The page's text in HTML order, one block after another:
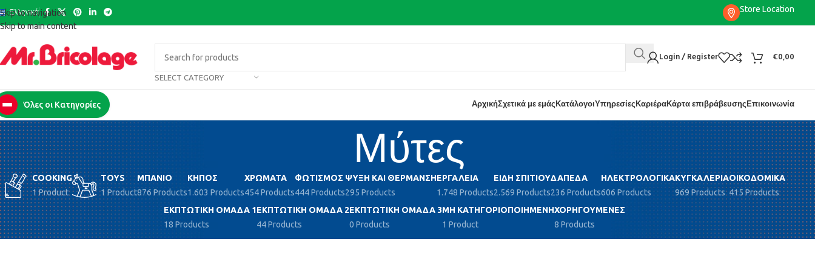
Skip to navigation
Skip to main content
Ελληνικά Store Location
SELECT CATEGORY
Login / Register €0,00
Όλες οι Κατηγορίες ΑρχικήΣχετικά με εμάςΚατάλογοιΥπηρεσίεςΚαριέραΚάρτα επιβράβευσηςΕπικοινωνία
Μύτες
COOKING
1 Product
TOYS
1 Product
ΜΠΆΝΙΟ
876 Products
ΚΉΠΟΣ
1.603 Products
ΧΡΏΜΑΤΑ
454 Products
ΦΩΤΙΣΜΌΣ
444 Products
ΨΎΞΗ ΚΑΙ ΘΈΡΜΑΝΣΗ
295 Products
ΕΡΓΑΛΕΊΑ
1.748 Products
ΕΊΔΗ ΣΠΙΤΙΟΎ
2.569 Products
ΔΆΠΕΔΑ
236 Products
ΗΛΕΚΤΡΟΛΟΓΙΚΆ
606 Products
ΚΥΓΚΑΛΕΡΊΑ
969 Products
ΟΙΚΟΔΟΜΙΚΆ
415 Products
ΕΚΠΤΩΤΙΚΉ ΟΜΆΔΑ 1
18 Products
ΕΚΠΤΩΤΙΚΉ ΟΜΆΔΑ 2
44 Products
ΕΚΠΤΩΤΙΚΉ ΟΜΆΔΑ 3
0 Products
ΜΗ ΚΑΤΗΓΟΡΙΟΠΟΙΗΜΈΝΗ
1 Product
ΧΟΡΗΓΟΎΜΕΝΕΣ
8 Products